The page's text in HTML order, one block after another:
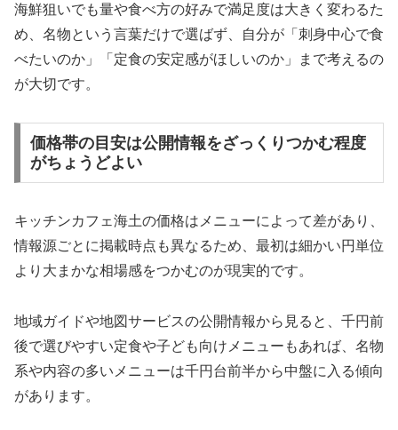
海鮮狙いでも量や食べ方の好みで満足度は大きく変わるた
め、名物という言葉だけで選ばず、自分が「刺身中心で食
べたいのか」「定食の安定感がほしいのか」まで考えるの
が大切です。
価格帯の目安は公開情報をざっくりつかむ程度
がちょうどよい
キッチンカフェ海土の価格はメニューによって差があり、
情報源ごとに掲載時点も異なるため、最初は細かい円単位
より大まかな相場感をつかむのが現実的です。
地域ガイドや地図サービスの公開情報から見ると、千円前
後で選びやすい定食や子ども向けメニューもあれば、名物
系や内容の多いメニューは千円台前半から中盤に入る傾向
があります。